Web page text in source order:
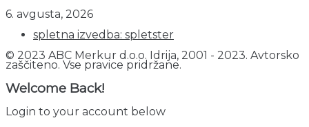
6. avgusta, 2026
spletna izvedba: spletster
© 2023 ABC Merkur d.o.o. Idrija, 2001 - 2023. Avtorsko
zaščiteno. Vse pravice pridržane.
Welcome Back!
Login to your account below